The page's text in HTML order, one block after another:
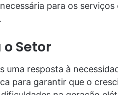
para os serviços
Setor
uma resposta à
para garantir que o